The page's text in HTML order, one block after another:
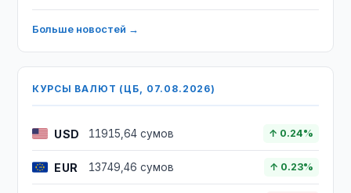
Больше новостей →
КУРСЫ ВАЛЮТ (ЦБ, 07.08.2026)
USD 11915,64 сумов ↑ 0.24%
EUR 13749,46 сумов ↑ 0.23%